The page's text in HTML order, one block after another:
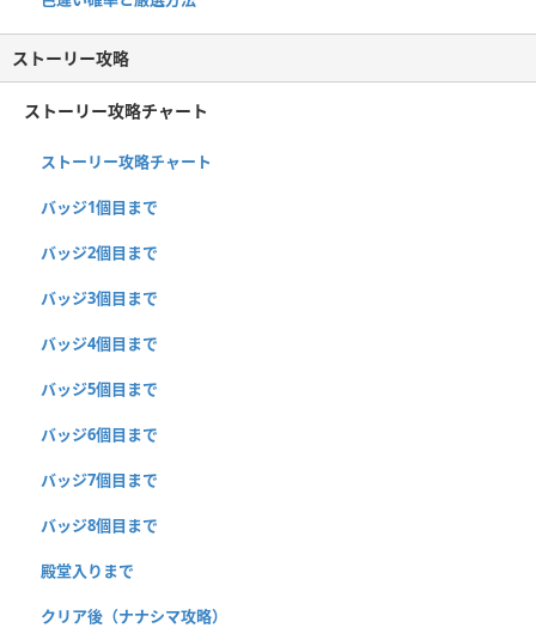
ストーリー攻略
ストーリー攻略チャート
ストーリー攻略チャート
バッジ1個目まで
バッジ2個目まで
バッジ3個目まで
バッジ4個目まで
バッジ5個目まで
バッジ6個目まで
バッジ7個目まで
バッジ8個目まで
殿堂入りまで
クリア後（ナナシマ攻略）